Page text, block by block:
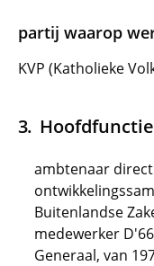
partij waarop
KVP (Katholieke
ambtenaar
Buitenlandse
medewerker
Generaal, van